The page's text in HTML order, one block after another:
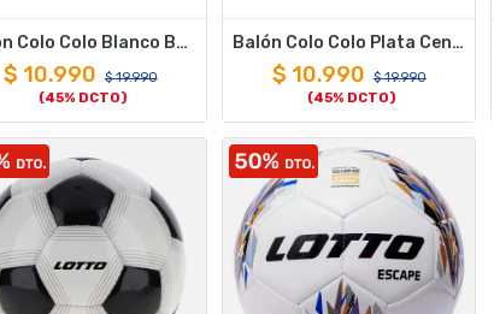
Balón Colo Colo Blanco Barticciotto
$ 10.990 $19.990
(45% DCTO)
Balón Colo Colo Plata Centenar100
$ 10.990 $19.990
(45% DCTO)